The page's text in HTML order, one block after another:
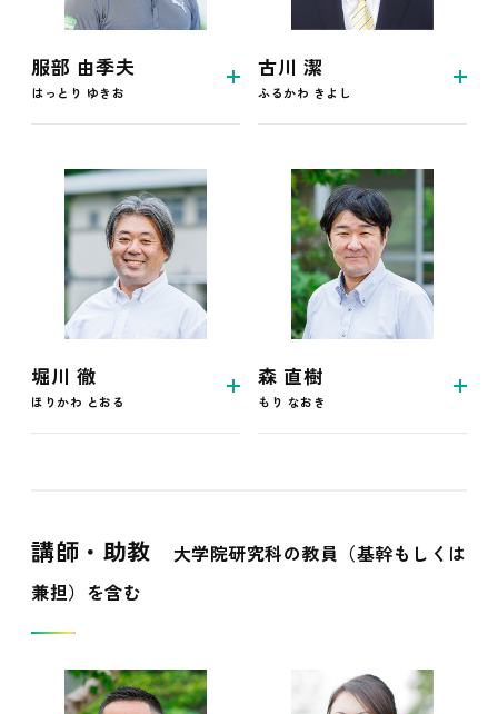
服部 由季夫
はっとり ゆきお
古川 潔
ふるかわ きよし
堀川 徹
ほりかわ とおる
森 直樹
もり なおき
講師・助教
大学院研究科の教員（基幹もしくは
兼担）を含む